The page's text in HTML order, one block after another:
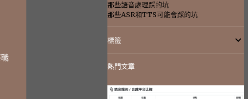
那些語音處理踩的坑
那些ASR和TTS可能會踩的坑
標籤
熱門文章